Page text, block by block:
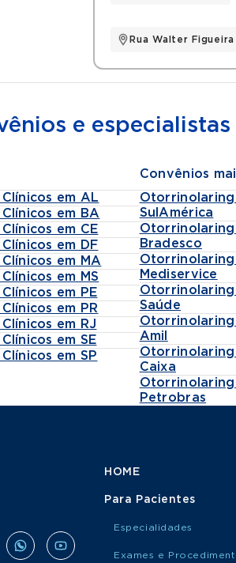
Rua Walter
e
em AL
em BA
em CE
em DF
em MA
em MS
em PE
em PR
em RJ
em SE
em SP
Convênios
SulAmérica
Bradesco
Mediservice
Saúde
Amil
Caixa
Petrobras
HOME
Para Pacientes
Especialidades
Exames e